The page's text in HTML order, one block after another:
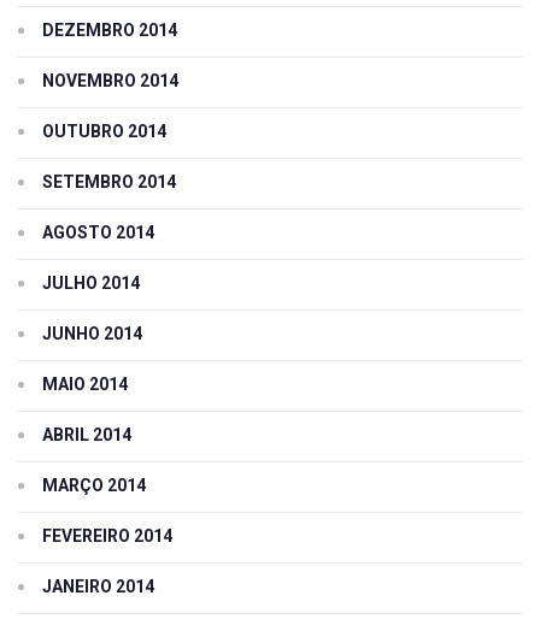
DEZEMBRO 2014
NOVEMBRO 2014
OUTUBRO 2014
SETEMBRO 2014
AGOSTO 2014
JULHO 2014
JUNHO 2014
MAIO 2014
ABRIL 2014
MARÇO 2014
FEVEREIRO 2014
JANEIRO 2014